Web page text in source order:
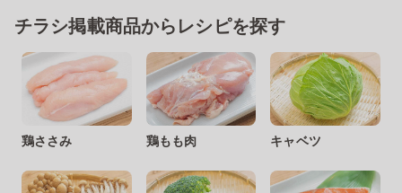
チラシ掲載商品からレシピを探す
鶏ささみ 鶏もも肉 キャベツ